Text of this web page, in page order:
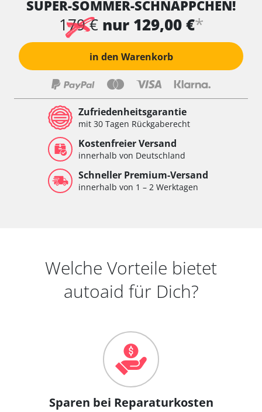
Wischersteuerung
Xenon links
Xenon rechts
Zentrale Bedieneinheit
Zentralelektronik
Zentralelektronik hinten
Zentralelektronik vorne
Zentralelektronik vorne Beifahrer
Zentralelektronik vorne Fahrer
Verfügbarkeit abhängig von Modell, Motorisierung, Ausstattung
und Konfiguration
SUPER-SOMMER-SCHNÄPPCHEN!
179 € nur 129,00 €*
in den Warenkorb
Zufriedenheitsgarantie
mit 30 Tagen Rückgaberecht
Kostenfreier Versand
innerhalb von Deutschland
Schneller Premium-Versand
innerhalb von 1 – 2 Werktagen
Welche Vorteile bietet
autoaid für Dich?
Sparen bei Reparaturkosten